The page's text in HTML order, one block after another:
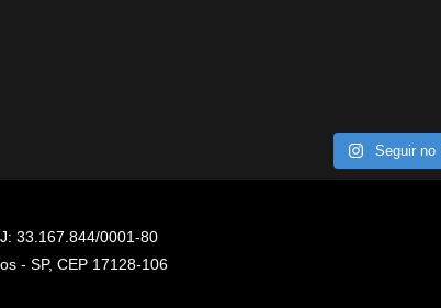
Seguir no
33.167.844/0001-80
- SP, CEP 17128-106